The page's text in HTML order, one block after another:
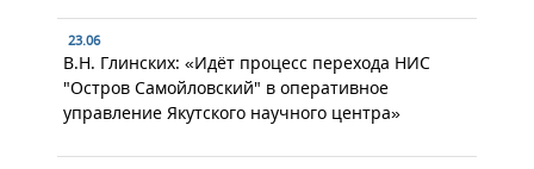
23.06
В.Н. Глинских: «Идёт процесс перехода НИС
"Остров Самойловский" в оперативное
управление Якутского научного центра»